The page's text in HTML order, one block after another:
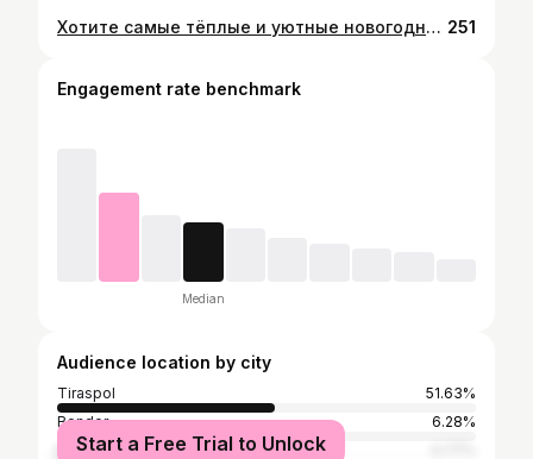
Хотите самые тёплые и уютные новогодние фотографии этой зимой? Приходите к нам в студию! Вот долгожданные кадры новогоднего интерьера. Этот волшебный декор приближает нас к любимому празднику. Не откладывайте свою новогоднюю фотосессию в долгий ящик, мест на выходные уже совсем мало. Для записи на новогоднюю съёмку оставляйте комментарии или же пишите нам в личные сообщения. В наличии также есть Подарочные сертификаты на фотосессию. Фото @sokolov_serj #sokolfoto1 #tiraspol #newyear #christmas #transnistria #pridnestrovie #pmr 251
Engagement rate benchmark
Median
Audience location by city
Tiraspol
51.63%
Bender
6.28%
Moscow
Start a Free Trial to Unlock